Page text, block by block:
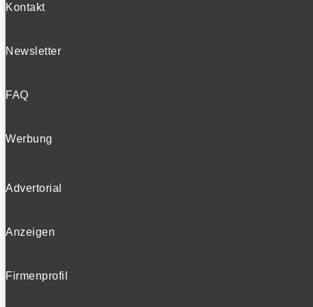
Kontakt
Newsletter
FAQ
Werbung
Advertorial
Anzeigen
Firmenprofil